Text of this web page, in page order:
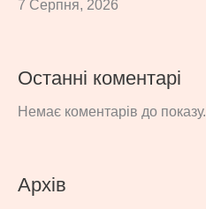
7 Серпня, 2026
Останні коментарі
Немає коментарів до показу.
Архів